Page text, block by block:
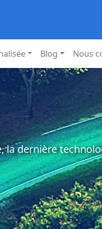
Blog Nous
la dernière